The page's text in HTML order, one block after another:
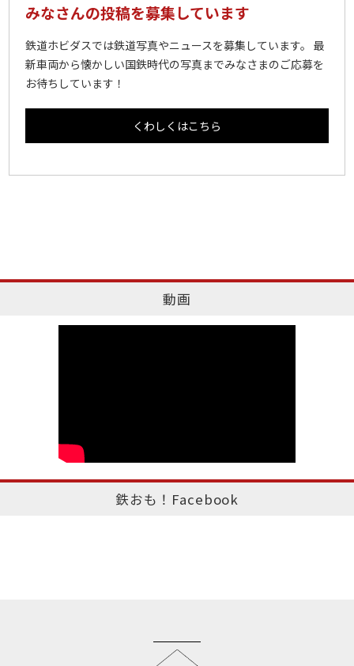
みなさんの投稿を募集しています
鉄道ホビダスでは鉄道写真やニュースを募集しています。 最
新車両から懐かしい国鉄時代の写真までみなさまのご応募を
お待ちしています！
くわしくはこちら
動画
鉄おも！Facebook